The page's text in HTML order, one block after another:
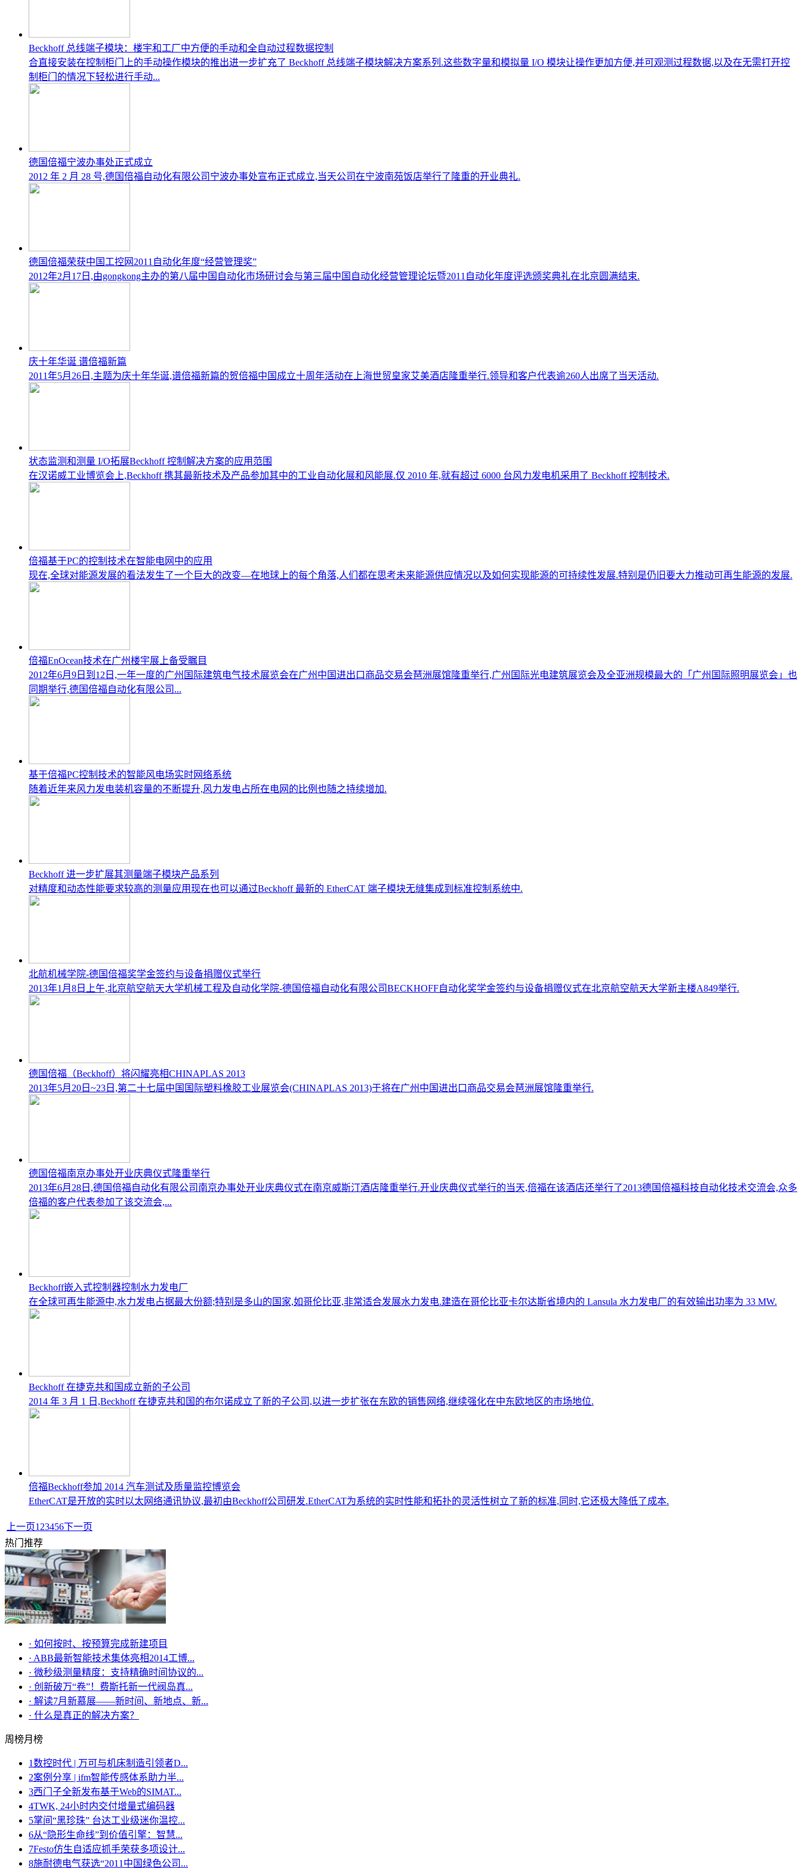
Beckhoff 总线端子模块：楼宇和工厂中方便的手动和全自动过程数据控制
合直接安装在控制柜门上的手动操作模块的推出进一步扩充了 Beckhoff 总线端子模块解决方案系列.这些数字量和模拟量 I/O 模块让操作更加方便,并可观测过程数据,以及在无需打开控
制柜门的情况下轻松进行手动...
德国倍福宁波办事处正式成立
2012 年 2 月 28 号,德国倍福自动化有限公司宁波办事处宣布正式成立,当天公司在宁波南苑饭店举行了隆重的开业典礼.
德国倍福荣获中国工控网2011自动化年度“经营管理奖”
2012年2月17日,由gongkong主办的第八届中国自动化市场研讨会与第三届中国自动化经营管理论坛暨2011自动化年度评选颁奖典礼在北京圆满结束.
庆十年华诞 谱倍福新篇
2011年5月26日,主题为庆十年华诞,谱倍福新篇的贺倍福中国成立十周年活动在上海世贸皇家艾美酒店隆重举行.领导和客户代表逾260人出席了当天活动.
状态监测和测量 I/O拓展Beckhoff 控制解决方案的应用范围
在汉诺威工业博览会上,Beckhoff 携其最新技术及产品参加其中的工业自动化展和风能展.仅 2010 年,就有超过 6000 台风力发电机采用了 Beckhoff 控制技术.
倍福基于PC的控制技术在智能电网中的应用
现在,全球对能源发展的看法发生了一个巨大的改变—在地球上的每个角落,人们都在思考未来能源供应情况以及如何实现能源的可持续性发展.特别是仍旧要大力推动可再生能源的发展.
倍福EnOcean技术在广州楼宇展上备受瞩目
2012年6月9日到12日,一年一度的广州国际建筑电气技术展览会在广州中国进出口商品交易会琶洲展馆隆重举行,广州国际光电建筑展览会及全亚洲规模最大的「广州国际照明展览会」也
同期举行,德国倍福自动化有限公司...
基于倍福PC控制技术的智能风电场实时网络系统
随着近年来风力发电装机容量的不断提升,风力发电占所在电网的比例也随之持续增加.
Beckhoff 进一步扩展其测量端子模块产品系列
对精度和动态性能要求较高的测量应用现在也可以通过Beckhoff 最新的 EtherCAT 端子模块无缝集成到标准控制系统中.
北航机械学院-德国倍福奖学金签约与设备捐赠仪式举行
2013年1月8日上午,北京航空航天大学机械工程及自动化学院-德国倍福自动化有限公司BECKHOFF自动化奖学金签约与设备捐赠仪式在北京航空航天大学新主楼A849举行.
德国倍福（Beckhoff）将闪耀亮相CHINAPLAS 2013
2013年5月20日~23日,第二十七届中国国际塑料橡胶工业展览会(CHINAPLAS 2013)于将在广州中国进出口商品交易会琶洲展馆隆重举行.
德国倍福南京办事处开业庆典仪式隆重举行
2013年6月28日,德国倍福自动化有限公司南京办事处开业庆典仪式在南京威斯汀酒店隆重举行.开业庆典仪式举行的当天,倍福在该酒店还举行了2013德国倍福科技自动化技术交流会,众多
倍福的客户代表参加了该交流会,...
Beckhoff嵌入式控制器控制水力发电厂
在全球可再生能源中,水力发电占据最大份额;特别是多山的国家,如哥伦比亚,非常适合发展水力发电.建造在哥伦比亚卡尔达斯省境内的 Lansula 水力发电厂的有效输出功率为 33 MW.
Beckhoff 在捷克共和国成立新的子公司
2014 年 3 月 1 日,Beckhoff 在捷克共和国的布尔诺成立了新的子公司,以进一步扩张在东欧的销售网络,继续强化在中东欧地区的市场地位.
倍福Beckhoff参加 2014 汽车测试及质量监控博览会
EtherCAT是开放的实时以太网络通讯协议,最初由Beckhoff公司研发.EtherCAT为系统的实时性能和拓扑的灵活性树立了新的标准,同时,它还极大降低了成本.
上一页1 23456下一页
热门推荐
· 如何按时、按预算完成新建项目
· ABB最新智能技术集体亮相2014工博...
· 微秒级测量精度：支持精确时间协议的...
· 创新破万“卷”！费斯托新一代阀岛真...
· 解读7月新慕展——新时间、新地点、新...
· 什么是真正的解决方案？
周榜月榜
1数控时代 | 万可与机床制造引领者D...
2案例分享 | ifm智能传感体系助力半...
3西门子全新发布基于Web的SIMAT...
4TWK, 24小时内交付增量式编码器
5掌间“黑珍珠” 台达工业级迷你温控...
6从“隐形生命线”到价值引擎：智慧...
7Festo仿生自适应抓手荣获多项设计...
8施耐德电气获选“2011中国绿色公司...